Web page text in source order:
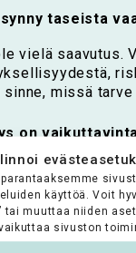
käyttöä. Voit
tai muuttaa niiden
sivuston
taseista
vielä saavutus.
sinne, missä tarve
on
kuin
on